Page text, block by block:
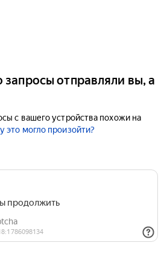
запросы отправляли вы, а
с вашего устройства похожи на
это могло произойти?